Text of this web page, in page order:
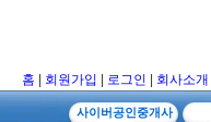
회사소개
로그인
회원가입
홈
사이버공인중개사